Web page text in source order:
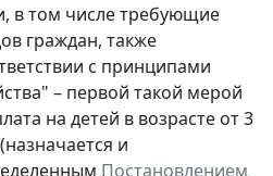
в том числе требующие
граждан, также
с принципами
– первой такой мерой
на детей в возрасте от 3
и
Постановлением